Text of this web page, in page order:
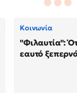
Κοινωνία
"Φιλαυτία":
εαυτό